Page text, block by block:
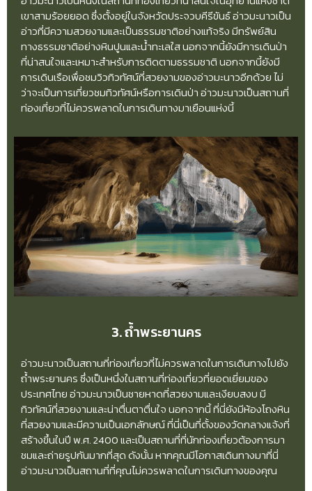
เขาสามร้อยยอด ซึ่งตั้งอยู่ในจังหวัดประจวบคีรีขันธ์ อ่าวมะนาวเป็น
อ่าวที่มีความสวยงามและเป็นธรรมชาติอย่างแท้จริง มีทรัพย์สิน
ทางธรรมชาติอย่างหินปูนและน้ำทะเลใส นอกจากนี้ยังมีการเดินป่า
ที่น่าสนใจและเหมาะสำหรับการติดตามธรรมชาติ นอกจากนี้ยังมี
การเดินเรือเพื่อชมวิวทิวทัศน์ที่สวยงามของอ่าวมะนาวอีกด้วย ไม่
ว่าจะเป็นการเที่ยวชมทิวทัศน์หรือการเดินป่า อ่าวมะนาวเป็นสถานที่
ท่องเที่ยวที่ไม่ควรพลาดในการเดินทางมาเยือนแห่งนี้
3. ถ้ำพระยานคร
อ่าวมะนาวเป็นสถานที่ท่องเที่ยวที่ไม่ควรพลาดในการเดินทางไปยัง
ถ้ำพระยานคร ซึ่งเป็นหนึ่งในสถานที่ท่องเที่ยวที่ยอดเยี่ยมของ
ประเทศไทย อ่าวมะนาวเป็นชายหาดที่สวยงามและเงียบสงบ มี
ทิวทัศน์ที่สวยงามและน่าตื่นตาตื่นใจ นอกจากนี้ ที่นี่ยังมีห้องโถงหิน
ที่สวยงามและมีความเป็นเอกลักษณ์ ที่นี่เป็นที่ตั้งของวัดกลางแจ้งที่
สร้างขึ้นในปี พ.ศ. 2400 และเป็นสถานที่ที่นักท่องเที่ยวต้องการมา
ชมและถ่ายรูปกันมากที่สุด ดังนั้น หากคุณมีโอกาสเดินทางมาที่นี่
อ่าวมะนาวเป็นสถานที่ที่คุณไม่ควรพลาดในการเดินทางของคุณ